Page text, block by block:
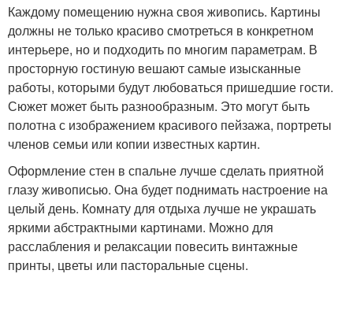
Каждому помещению нужна своя живопись. Картины
должны не только красиво смотреться в конкретном
интерьере, но и подходить по многим параметрам. В
просторную гостиную вешают самые изысканные
работы, которыми будут любоваться пришедшие гости.
Сюжет может быть разнообразным. Это могут быть
полотна с изображением красивого пейзажа, портреты
членов семьи или копии известных картин.
Оформление стен в спальне лучше сделать приятной
глазу живописью. Она будет поднимать настроение на
целый день. Комнату для отдыха лучше не украшать
яркими абстрактными картинами. Можно для
расслабления и релаксации повесить винтажные
принты, цветы или пасторальные сцены.